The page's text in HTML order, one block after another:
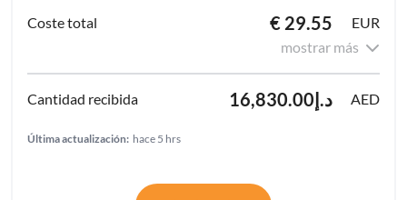
€ 29.55
EUR
mostrar más
د.إ16,830.00 AED
Última actualización: hace 5 hrs